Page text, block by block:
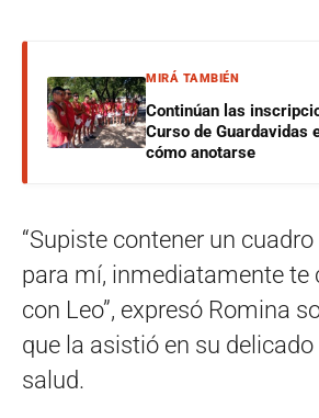
MIRÁ TAMBIÉN
Continúan las
Curso de Guardavidas
cómo anotarse
“Supiste contener un
para mí, inmediatamente te
con Leo”, expresó Romina
que la asistió en su
salud.